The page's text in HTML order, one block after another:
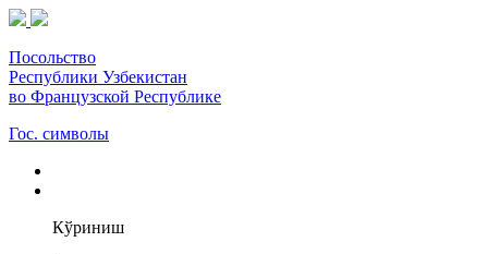
Посольство
Республики Узбекистан
во Французской Республике
Гос. символы
Кўриниш